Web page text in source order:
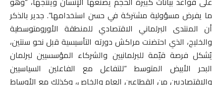
ما يفرض مسؤولية مشتركة في حسن استخدامها”. جدير بالذكر
أن المنتدى البرلماني الاقتصادي للمنطقة الأورومتوسطية
والخليج، الذي احتضنت مراكش دورته التأسيسية قبل نحو سنتين،
يُشكل فرصة قيّمة للبرلمانيين والشركاء المؤسسيين لبرلمان
البحر الأبيض المتوسط “للتفاعل مع الفاعلين السياسيين
والاقتصاديين من القطاعين العام والخاص، وكذلك مع الأوساط